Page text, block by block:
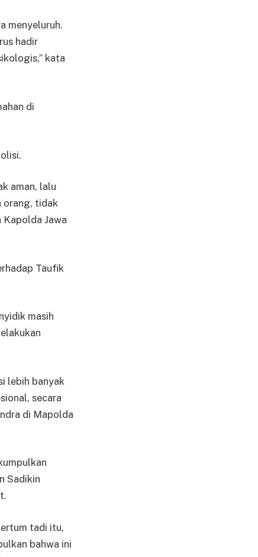
menyeluruh.
hadir
kata
di
aman, lalu
orang, tidak
Kapolda Jawa
Taufik
masih
lebih banyak
secara
di Mapolda
Sadikin
tadi itu,
bahwa ini